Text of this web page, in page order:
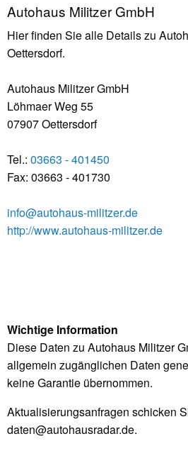
Autohaus Militzer GmbH
Hier finden Sie alle Details zu
Oettersdorf.
Autohaus Militzer GmbH
Löhmaer Weg 55
07907 Oettersdorf
Tel.: 03663 - 401450
Fax: 03663 - 401730
info@autohaus-militzer.de
http://www.autohaus-militzer.de
Wichtige Information
Diese Daten zu Autohaus Militzer
allgemein zugänglichen Daten
keine Garantie übernommen.
Aktualisierungsanfragen schicken
daten@autohausradar.de.